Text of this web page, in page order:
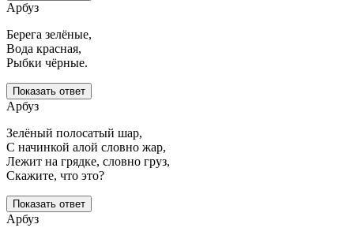
Арбуз
Берега зелёные,
Вода красная,
Рыбки чёрные.
Показать ответ
Арбуз
Зелёный полосатый шар,
С начинкой алой словно жар,
Лежит на грядке, словно груз,
Скажите, что это?
Показать ответ
Арбуз